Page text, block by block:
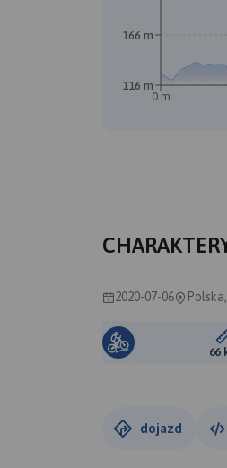
0 m
116 m
166 m
2020-07-06
66
dojazd